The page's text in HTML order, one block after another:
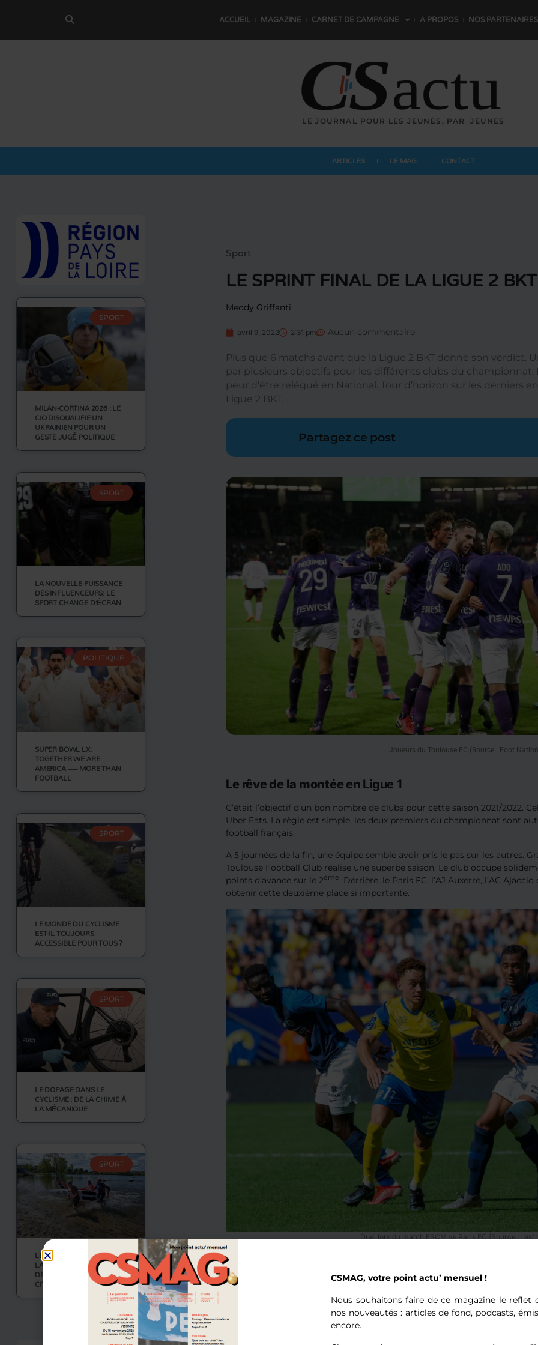
ACCUEIL MAGAZINE CARNET DE CAMPAGNE A PROPOS NOS PARTENAIRES
LE JOURNAL POUR LES JEUNES, PAR LE S JEUNES
ARTICLES LE MAG CONTACT
SPORT
MILAN-CORTINA 2026 : LE
CIO DISQUALIFIE UN
UKRAINIEN POUR UN
GESTE JUGÉ POLITIQUE
SPORT
LA NOUVELLE PUISSANCE
DES INFLUENCEURS: LE
SPORT CHANGE D’ÉCRAN
POLITIQUE
SUPER BOWL LX:
TOGETHER WE ARE
AMERICA — MORE THAN
FOOTBALL
SPORT
LE MONDE DU CYCLISME
EST-IL TOUJOURS
ACCESSIBLE POUR TOUS ?
SPORT
LE DOPAGE DANS LE
CYCLISME : DE LA CHIMIE À
LA MÉCANIQUE
SPORT
LE SAUVETAGE SPORTIF : À
LA CROISÉE DU SPORT ET
DE L’ENGAGEMENT
CITOYEN
Sport
LE SPRINT FINAL DE LA LIGUE 2
Meddy Griffanti
avril 9, 2022 2:31 pm Aucun commentaire
Plus que 6 matchs avant que la Ligue 2 BKT donne son verdict.
par plusieurs objectifs pour les différents clubs du
peur d’être relégué en National. Tour d’horizon sur les derniers
Ligue 2 BKT.
Partagez ce post
Joueurs du Toulouse FC (Source : Foot
Le rêve de la montée en Ligue 1
C’était l’objectif d’un bon nombre de clubs pour cette saison 2021/2022.
Uber Eats. La règle est simple, les deux premiers du championnat sont
football français.
À 5 journées de la fin, une équipe semble avoir pris le pas sur les autres.
Toulouse Football Club réalise une superbe saison. Le club occupe
points d’avance sur le 2ème. Derrière, le Paris FC, l’AJ Auxerre, l’AC
obtenir cette deuxième place si importante.
Duel lors du match FSCM vs Paris FC (Source :
La lutte pour les play-offs
À défaut de monter directement en Ligue 1, il reste encore une belle
sur le principe suivant. Le 4
èmedu classement final affronte le 5
. L’équipe qui sort gagnante de ce play-off rencontre en barrage le
place en première division pour le vainqueur.
CSMAG, votre point actu’ mensuel !
Nous souhaitons faire de ce magazine le reflet
nos nouveautés : articles de fond, podcasts,
encore.